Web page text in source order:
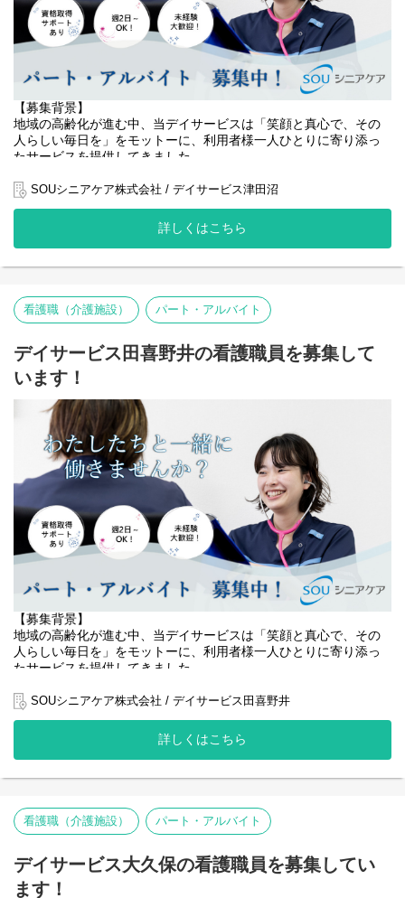
ど）
・体調不良時の判断・対応
・機能訓練の実施・記録
・介護職員との連携による安全なケア提供
・ご家族・関係機関との情報共有
介護職員と協力しながら、利用者様の健康面を支える重要なポジ
ションです。
ブランクのある方やデイサービス未経験の方も、先輩スタッフが
丁寧にサポートします。
【具体的な仕事内容】
・利用者様の健康チェック（バイタル測定、問診、観察）
・服薬管理、医療処置（創傷処置、軟膏塗布、応急対応など）
・体調急変時の初期対応、医療機関との連携
・介護職員と協力した日常生活支援（見守り・安全確保）
・ご家族への健康状況の説明・相談対応
・施設内の衛生管理、感染対策の実施
【募集背景】
地域の高齢化が進む中、当デイサービスは「笑顔と真心で、その
人らしい毎日を」をモットーに、利用者様一人ひとりに寄り添っ
たサービスを提供してきました。
おかげさまで地域の皆様からの信頼も厚く、利用者様のご利用数
は増加傾向にあります。
より安全で質の高いケアを提供し、利用者様の健康維持・生活の
質向上に貢献するため、このたび員募集 を行うこととなりまし
た。
・利用者様増加に伴う医療的ケア体制の強化
・健康管理・リスク管理の質向上
こうした目的から、看護体制の強化を進めています。
私たちと一緒に、利用者様の「安心」と「笑顔」を支えるケアを
【役割】
あなたには、デイサービスにおける 看護業務全般 をお任せしま
・バイタルチェック・健康観察
・服薬管理・医療的ケア（応急処置、医師の指示に基づく対応な
ど）
・体調不良時の判断・対応
・機能訓練の実施・記録
・介護職員との連携による安全なケア提供
・ご家族・関係機関との情報共有
介護職員と協力しながら、利用者様の健康面を支える重要なポジ
ションです。
ブランクのある方やデイサービス未経験の方も、先輩スタッフが
丁寧にサポートします。
【具体的な仕事内容】
・利用者様の健康チェック（バイタル測定、問診、観察）
・服薬管理、医療処置（創傷処置、軟膏塗布、応急対応など）
・体調急変時の初期対応、医療機関との連携
・介護職員と協力した日常生活支援（見守り・安全確保）
・ご家族への健康状況の説明・相談対応
・施設内の衛生管理、感染対策の実施
SOUシニアケア株式会社 / デイサービス津田沼
詳しくはこちら
看護職（介護施設） パート・アルバイト
デイサービス田喜野井の看護職員を募集して
います！
【募集背景】
地域の高齢化が進む中、当デイサービスは「笑顔と真心で、その
人らしい毎日を」をモットーに、利用者様一人ひとりに寄り添っ
たサービスを提供してきました。
おかげさまで地域の皆様からの信頼も厚く、利用者様のご利用数
は増加傾向にあります。
より安全で質の高いケアを提供し、利用者様の健康維持・生活の
質向上に貢献するため、このたび員募集 を行うこととなりまし
た。
・利用者様増加に伴う医療的ケア体制の強化
・健康管理・リスク管理の質向上
こうした目的から、看護体制の強化を進めています。
私たちと一緒に、利用者様の「安心」と「笑顔」を支えるケアを
SOUシニアケア株式会社 / デイサービス田喜野井
詳しくはこちら
看護職（介護施設） パート・アルバイト
デイサービス大久保の看護職員を募集してい
ます！